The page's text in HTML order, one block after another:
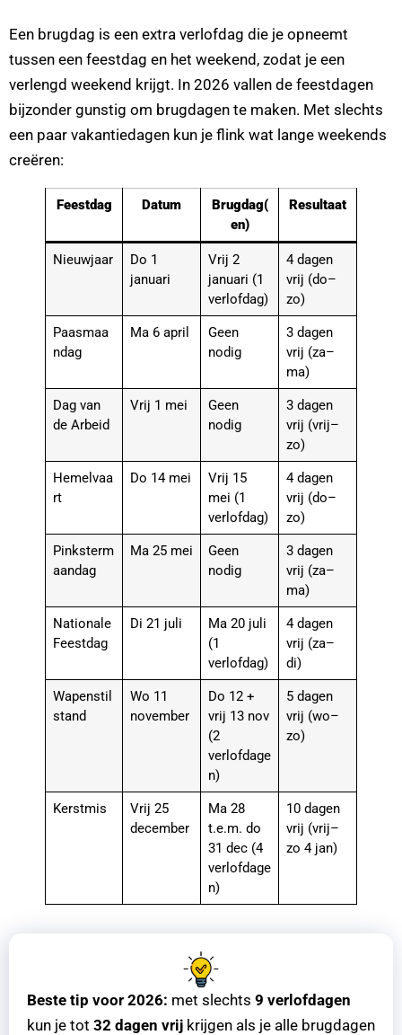
Een brugdag is een extra verlofdag die je opneemt
tussen een feestdag en het weekend, zodat je een
verlengd weekend krijgt. In 2026 vallen de feestdagen
bijzonder gunstig om brugdagen te maken. Met slechts
een paar vakantiedagen kun je flink wat lange weekends
creëren:
Feestdag Datum
Brugdag(
en)
Resultaat
Nieuwjaar
Do 1
januari
Vrij 2
januari (1
verlofdag)
4 dagen
vrij (do–
zo)
Paasmaa
ndag
Ma 6 april
Geen
nodig
3 dagen
vrij (za–
ma)
Dag van
de Arbeid
Vrij 1 mei
Geen
nodig
3 dagen
vrij (vrij–
zo)
Hemelvaa
rt
Do 14 mei
Vrij 15
mei (1
verlofdag)
4 dagen
vrij (do–
zo)
Pinksterm
aandag
Ma 25 mei
Geen
nodig
3 dagen
vrij (za–
ma)
Nationale
Feestdag
Di 21 juli
Ma 20 juli
(1
verlofdag)
4 dagen
vrij (za–
di)
Wapenstil
stand
Wo 11
november
Do 12 +
vrij 13 nov
(2
verlofdage
n)
5 dagen
vrij (wo–
zo)
Kerstmis
Vrij 25
december
Ma 28
t.e.m. do
31 dec (4
verlofdage
n)
10 dagen
vrij (vrij–
zo 4 jan)
Beste tip voor 2026: met slechts 9 verlofdagen
kun je tot 32 dagen vrij krijgen als je alle brugdagen